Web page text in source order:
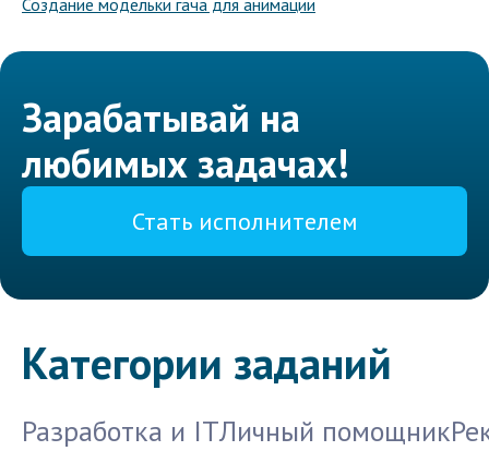
Создание модельки гача для анимации
Зарабатывай на
любимых задачах!
Стать исполнителем
Категории заданий
Разработка и ITЛичный помощник